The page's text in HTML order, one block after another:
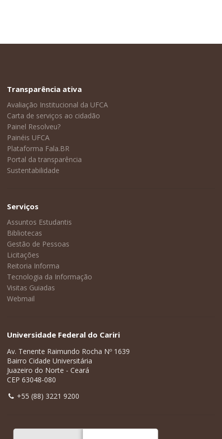
Transparência ativa
Avaliação Institucional da UFCA
Carta de serviços ao cidadão
Painel Resolveu?
Painéis UFCA
Plataforma Fala.BR
Portal da transparência
Sustentabilidade
Serviços
Assuntos Estudantis
Bibliotecas
Gestão de Pessoas
Licitações
Reitoria Informa
Tecnologia da Informação
Visitas Guiadas
Webmail
Universidade Federal do Cariri
Av. Tenente Raimundo Rocha Nº 1639
Bairro Cidade Universitária
Juazeiro do Norte - Ceará
CEP 63048-080
+55 (88) 3221 9200